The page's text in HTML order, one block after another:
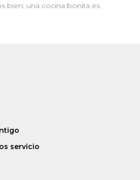
bien: una cocina bonita es
servicio